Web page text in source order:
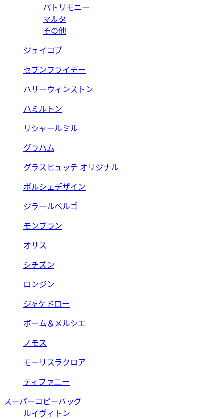
パトリモニー
マルタ
その他
ジェイコブ
セブンフライデー
ハリーウィンストン
ハミルトン
リシャールミル
グラハム
グラスヒュッテ オリジナル
ポルシェデザイン
ジラールペルゴ
モンブラン
オリス
シチズン
ロンジン
ジャケドロー
ボーム＆メルシエ
ノモス
モーリスラクロア
ティファニー
スーパーコピーバッグ
ルイヴィトン